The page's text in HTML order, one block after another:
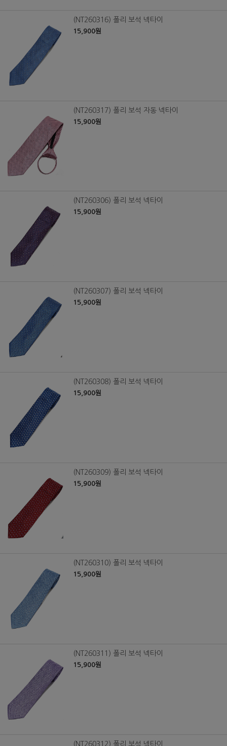
(NT260316) 폴리 보석 넥타이
15,900원
(NT260317) 폴리 보석 자동 넥타이
15,900원
(NT260306) 폴리 보석 넥타이
15,900원
(NT260307) 폴리 보석 넥타이
15,900원
(NT260308) 폴리 보석 넥타이
15,900원
(NT260309) 폴리 보석 넥타이
15,900원
(NT260310) 폴리 보석 넥타이
15,900원
(NT260311) 폴리 보석 넥타이
15,900원
(NT260312) 폴리 보석 넥타이